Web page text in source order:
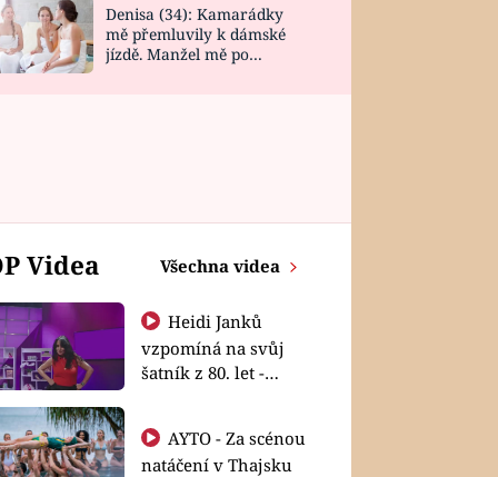
Denisa (34): Kamarádky
mě přemluvily k dámské
jízdě. Manžel mě po
Videa Všechna videa
Heidi Janků
vzpomíná na svůj
šatník z 80. let -
natáčení v Thajsku